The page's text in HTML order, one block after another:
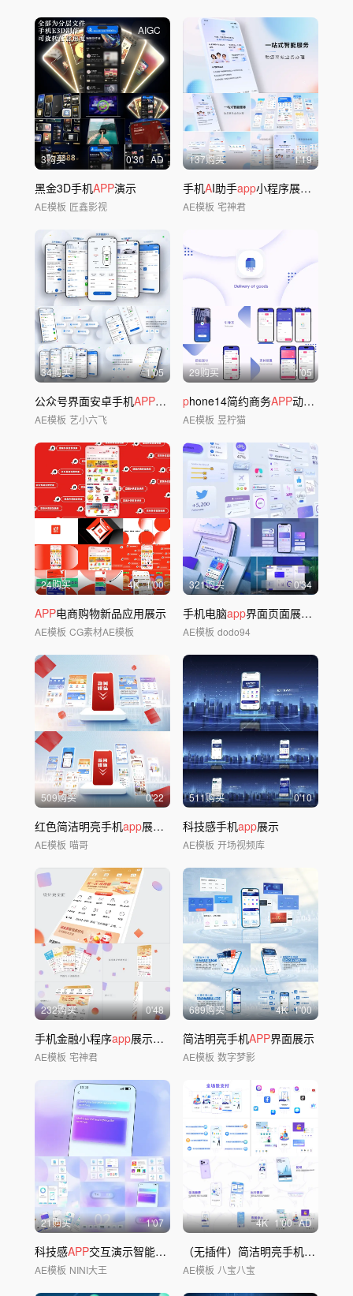
AIGC
3购买 0'30 AD
黑金3D手机APP演示
AE模板 匠鑫影视
137购买 1'19
手机AI助手app小程序展示模板
AE模板 宅神君
34购买 1'05
公众号界面安卓手机APP小程序UI展示
AE模板 艺小六飞
29购买 1'05
phone14简约商务APP动画展示
AE模板 昱柠猫
24购买 4K 1'00
APP电商购物新品应用展示
AE模板 CG素材AE模板
321购买 0'34
手机电脑app界面页面展示03
AE模板 dodo94
509购买 0'22
红色简洁明亮手机app展示 e模板包装
AE模板 喵哥
511购买 0'10
科技感手机app展示
AE模板 开场视频库
232购买 0'48
手机金融小程序app展示AE模板
AE模板 宅神君
689购买 4K 1'00
简洁明亮手机APP界面展示
AE模板 数字梦影
21购买 1'07
科技感APP交互演示智能数据管理分项
AE模板 NINI大王
4K 1'00 AD
（无插件）简洁明亮手机
APP
AE模板 八宝八宝